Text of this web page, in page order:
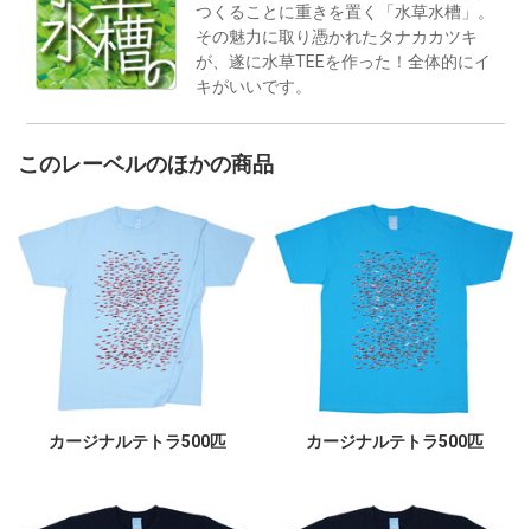
つくることに重きを置く「水草水槽」。
その魅力に取り憑かれたタナカカツキ
が、遂に水草TEEを作った！全体的にイ
キがいいです。
このレーベルのほかの商品
カージナルテトラ500匹 カージナルテトラ500匹